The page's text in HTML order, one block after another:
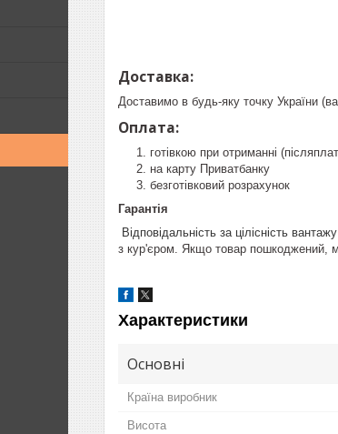
Доставка:
Доставимо в будь-яку точку України
Оплата:
готівкою при отриманні
на карту Приватбанку
безготівковий розрахунок
Гарантія
Відповідальність за цілісність
з кур'єром. Якщо товар пошкоджений,
Характеристики
Основні
Країна виробник
Висота